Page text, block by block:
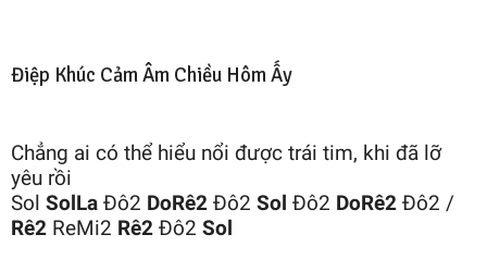
Điệp Khúc Cảm Âm Chiều Hôm Ấy
Chẳng ai có thể hiểu nổi được trái tim, khi đã lỡ
yêu rồi
Sol SolLa Đô2 DoRê2 Đô2 Sol Đô2 DoRê2 Đô2 /
Rê2 ReMi2 Rê2 Đô2 Sol